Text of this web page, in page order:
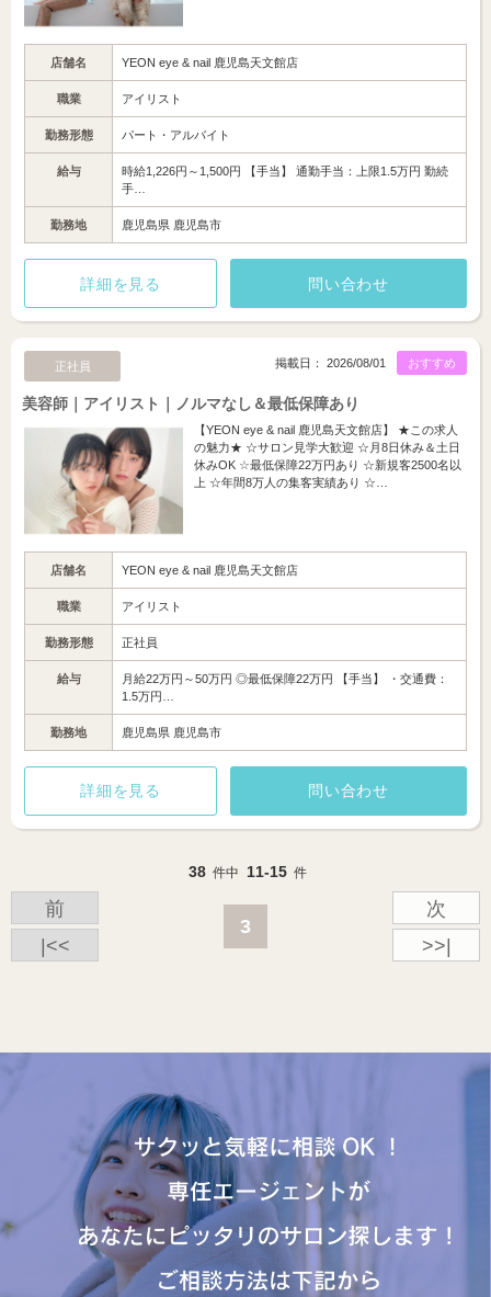
店舗名 YEON eye & nail 鹿児島天文館店
職業 アイリスト
勤務形態 パート・アルバイト
給与
時給1,226円～1,500円 【手当】 通勤手当：上限1.5万円 勤続
手…
勤務地 鹿児島県 鹿児島市
詳細を見る 問い合わせ
正社員 おすすめ
掲載日： 2026/08/01
美容師｜アイリスト｜ノルマなし＆最低保障あり
【YEON eye & nail 鹿児島天文館店】 ★この求人
の魅力★ ☆サロン見学大歓迎 ☆月8日休み＆土日
休みOK ☆最低保障22万円あり ☆新規客2500名以
上 ☆年間8万人の集客実績あり ☆…
店舗名 YEON eye & nail 鹿児島天文館店
職業 アイリスト
勤務形態 正社員
給与
月給22万円～50万円 ◎最低保障22万円 【手当】 ・交通費：
1.5万円…
勤務地 鹿児島県 鹿児島市
詳細を見る 問い合わせ
38 件中 11-15 件
|<<
前
3
次
>>|